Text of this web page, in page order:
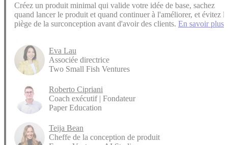
Créez un produit minimal qui valide votre idée de base, sachez
quand lancer le produit et quand continuer à l'améliorer, et évitez le
piège de la surconception avant d'avoir des clients. En savoir plus.
Eva Lau
Associée directrice
Two Small Fish Ventures
Roberto Cipriani
Coach exécutif | Fondateur
Paper Education
Teija Bean
Cheffe de la conception de produit